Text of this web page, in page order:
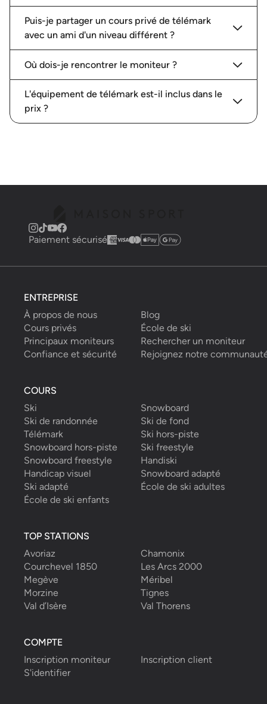
Puis-je partager un cours privé de télémark
avec un ami d'un niveau différent ?
Où dois-je rencontrer le moniteur ?
L'équipement de télémark est-il inclus dans le
prix ?
Paiement sécurisé
ENTREPRISE
À propos de nous
Blog
Cours privés
École de ski
Principaux moniteurs
Rechercher un moniteur
Confiance et sécurité
Rejoignez notre
COURS
Ski
Snowboard
Ski de randonnée
Ski de fond
Télémark
Ski hors-piste
Snowboard hors-piste
Ski freestyle
Snowboard freestyle
Handiski
Handicap visuel
Snowboard adapté
Ski adapté
École de ski adultes
École de ski enfants
TOP STATIONS
Avoriaz
Chamonix
Courchevel 1850
Les Arcs 2000
Megève
Méribel
Morzine
Tignes
Val d’Isère
Val Thorens
COMPTE
Inscription moniteur
Inscription client
S'identifier